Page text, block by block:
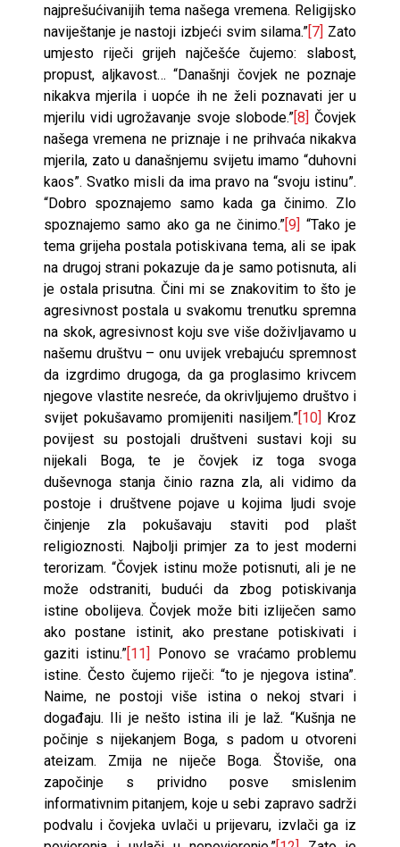
najprešućivanijih tema našega vremena. Religijsko
naviještanje je nastoji izbjeći svim silama.”[7] Zato
umjesto riječi grijeh najčešće čujemo: slabost,
propust, aljkavost… “Današnji čovjek ne poznaje
nikakva mjerila i uopće ih ne želi poznavati jer u
mjerilu vidi ugrožavanje svoje slobode.”[8] Čovjek
našega vremena ne priznaje i ne prihvaća nikakva
mjerila, zato u današnjemu svijetu imamo “duhovni
kaos”. Svatko misli da ima pravo na “svoju istinu”.
“Dobro spoznajemo samo kada ga činimo. Zlo
spoznajemo samo ako ga ne činimo.”[9] “Tako je
tema grijeha postala potiskivana tema, ali se ipak
na drugoj strani pokazuje da je samo potisnuta, ali
je ostala prisutna. Čini mi se znakovitim to što je
agresivnost postala u svakomu trenutku spremna
na skok, agresivnost koju sve više doživljavamo u
našemu društvu – onu uvijek vrebajuću spremnost
da izgrdimo drugoga, da ga proglasimo krivcem
njegove vlastite nesreće, da okrivljujemo društvo i
svijet pokušavamo promijeniti nasiljem.”[10] Kroz
povijest su postojali društveni sustavi koji su
nijekali Boga, te je čovjek iz toga svoga
duševnoga stanja činio razna zla, ali vidimo da
postoje i društvene pojave u kojima ljudi svoje
činjenje zla pokušavaju staviti pod plašt
religioznosti. Najbolji primjer za to jest moderni
terorizam. “Čovjek istinu može potisnuti, ali je ne
može odstraniti, budući da zbog potiskivanja
istine obolijeva. Čovjek može biti izliječen samo
ako postane istinit, ako prestane potiskivati i
gaziti istinu.”[11]
Ponovo se vraćamo problemu
istine. Često čujemo riječi: “to je njegova istina”.
Naime, ne postoji više istina o nekoj stvari i
događaju. Ili je nešto istina ili je laž. “Kušnja ne
počinje s nijekanjem Boga, s padom u otvoreni
ateizam. Zmija ne niječe Boga. Štoviše, ona
započinje s prividno posve smislenim
informativnim pitanjem, koje u sebi zapravo sadrži
podvalu i čovjeka uvlači u prijevaru, izvlači ga iz